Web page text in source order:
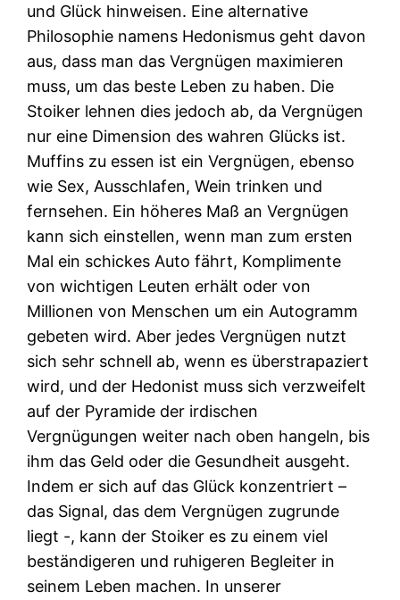
und Glück hinweisen. Eine alternative
Philosophie namens Hedonismus geht davon
aus, dass man das Vergnügen maximieren
muss, um das beste Leben zu haben. Die
Stoiker lehnen dies jedoch ab, da Vergnügen
nur eine Dimension des wahren Glücks ist.
Muffins zu essen ist ein Vergnügen, ebenso
wie Sex, Ausschlafen, Wein trinken und
fernsehen. Ein höheres Maß an Vergnügen
kann sich einstellen, wenn man zum ersten
Mal ein schickes Auto fährt, Komplimente
von wichtigen Leuten erhält oder von
Millionen von Menschen um ein Autogramm
gebeten wird. Aber jedes Vergnügen nutzt
sich sehr schnell ab, wenn es überstrapaziert
wird, und der Hedonist muss sich verzweifelt
auf der Pyramide der irdischen
Vergnügungen weiter nach oben hangeln, bis
ihm das Geld oder die Gesundheit ausgeht.
Indem er sich auf das Glück konzentriert –
das Signal, das dem Vergnügen zugrunde
liegt -, kann der Stoiker es zu einem viel
beständigeren und ruhigeren Begleiter in
seinem Leben machen. In unserer